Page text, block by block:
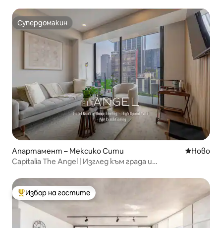
Супердомакин
Супердомакин
Апартамент – Мексико Сити Ново
Ново
Capitalia The Angel | Изглед към града и
Най-популярен избор на гостите
Избор на гостите